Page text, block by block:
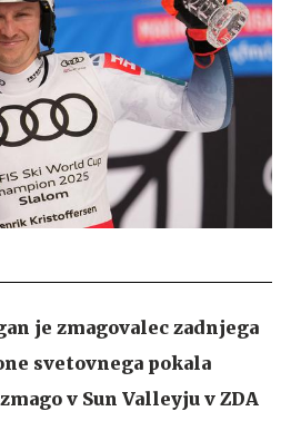
je zmagovalec zadnjega
svetovnega pokala
v Sun Valleyju v ZDA